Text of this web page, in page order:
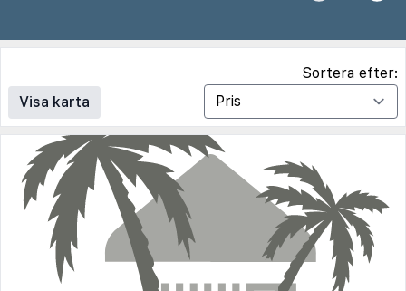
Visa karta
Sortera efter: